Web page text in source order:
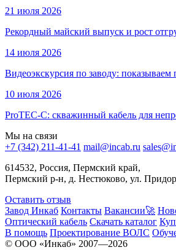
21 июля 2026
Рекордный майский выпуск и рост
14 июля 2026
Видеоэкскурсия по заводу: показываем
10 июля 2026
ProTEC-C: скважинный кабель для
Мы на связи
+7 (342) 211-41-41 mail@incab.ru
614532, Россия, Пермский край,
Пермский р-н, д. Нестюково, ул.
Оставить отзыв
Завод Инкаб Контакты Вакансии🚀
Оптический кабель Скачать каталог
В помощь Проектирование ВОЛС
© ООО «Инкаб» 2007—2026